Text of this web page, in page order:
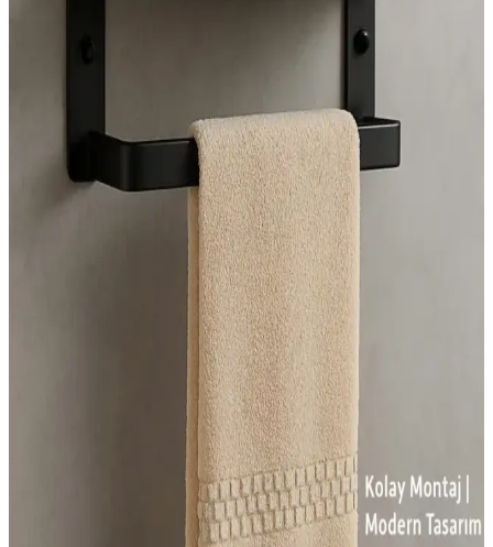
Metalshop'un 6 parçalık banyo seti, modern tasarımı ve dayanıklı
malzemeleriyle küçük alanlarda bile fonksiyonellik sağlar, şık ve
IKEA Küvet Sehpası Modelleri ve Banyo
Dekorasyonunda Kullanım İpuçları
IKEA'nın çeşitli küvet sehpası modelleri, dayanıklı malzeme ve şık
tasarımlarla banyonuzda düzen ve estetik sağlar, kullanım kolaylığı
Modern Dayanıklı Duş Rafları: Estetik ve İşlevselliği
Bir Arada Sunan Tasarımlar
Modern duş rafları, dayanıklı malzemeleri ve şık tasarımlarıyla
banyo ortamını düzenler, kullanım kolaylığı ve estetik sağlar. Uzun
ömürlü ve suya dayanıklı seçenekler ile banyo deneyiminizi
Makbulce Nergiz Beyaz ve Renkli Kirli Çamaşır
Sepetli Çok Amaçlı Banyo Dolabı Özellikleri
Makbulce Nergiz banyo dolabı, estetik ve dayanıklı tasarımıyla
banyoda düzen sağlar, hareketli raf ve sepetleriyle pratik kullanım
sunar, kolay kurulumu ve güvenli malzemeleriyle öne çıkar.